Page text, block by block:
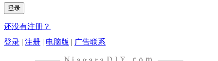
登录
还没有注册？
登录 | 注册 | 电脑版 | 广告联系